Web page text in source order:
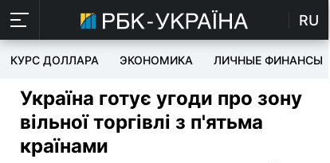
RU
КУРС ДОЛЛАРА ЭКОНОМИКА ЛИЧНЫЕ ФИНАНСЫ
Україна готує угоди про зону
вільної торгівлі з п'ятьма
країнами